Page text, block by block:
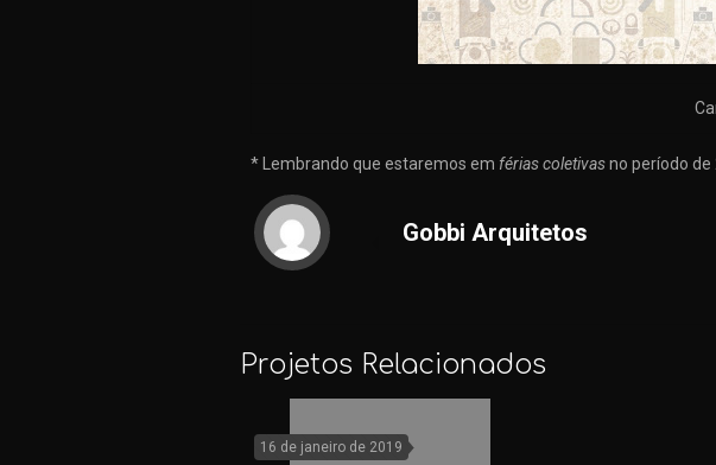
* Lembrando que estaremos em férias coletivasno período
Gobbi Arquitetos
Projetos Relacionados
16 de janeiro de 2019